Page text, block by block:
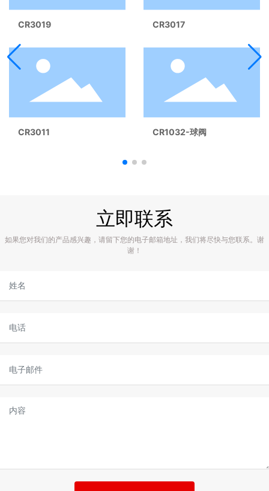
CR3019 CR3017
CR3011 CR1032-球阀
立即联系
如果您对我们的产品感兴趣，请留下您的电子邮箱地址，我们将尽快与您联系。谢
谢！